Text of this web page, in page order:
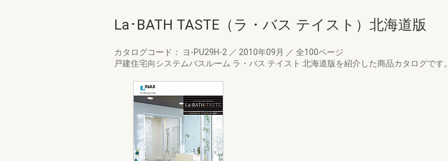
La･BATH TASTE（ラ・バス テイスト）北海道版
カタログコード： ヨ-PU29H-2 ／ 2010年09月 ／ 全100ページ
戸建住宅向システムバスルーム ラ・バス テイスト 北海道版を紹介した商品カタログです。